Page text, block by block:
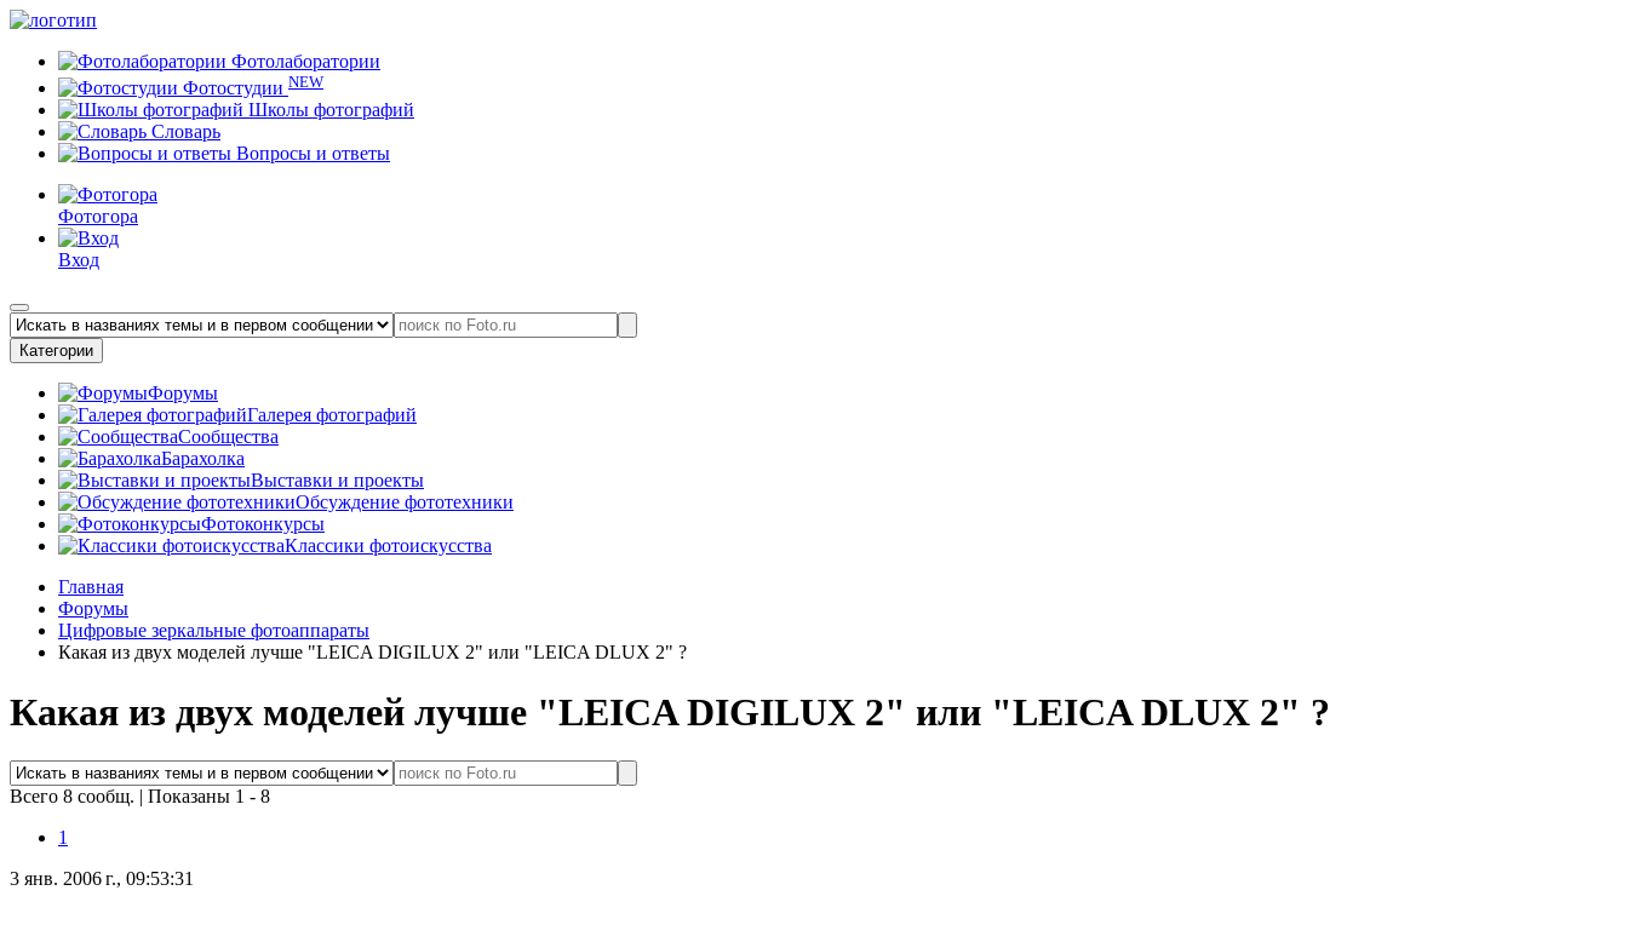
Фотолаборатории
Фотостудии NEW
Школы фотографий
Словарь
Вопросы и ответы
Фотогора
Вход
Категории
Форумы
Галерея фотографий
Сообщества
Барахолка
Выставки и проекты
Обсуждение фототехники
Фотоконкурсы
Классики фотоискусства
Главная
Форумы
Цифровые зеркальные фотоаппараты
Какая из двух моделей лучше "LEICA DIGILUX 2" или "LEICA DLUX 2" ?
Какая из двух моделей лучше "LEICA DIGILUX 2" или "LEICA DLUX 2" ?
Всего 8 сообщ. | Показаны 1 - 8
1
3 янв. 2006 г., 09:53:31